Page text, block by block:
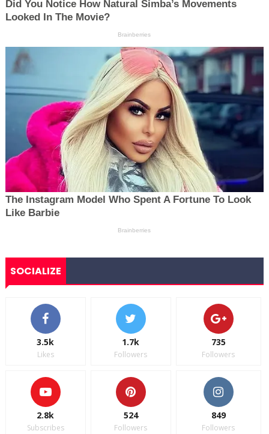
SOCIALIZE
3.5k
Likes
1.7k
Followers
735
Followers
2.8k
Subscribes
524
Followers
849
Followers